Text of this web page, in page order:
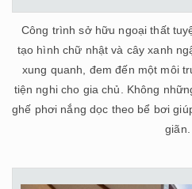
Công trình sở hữu ngoại thất
tạo hình chữ nhật và cây xanh
xung quanh, đem đến một môi
tiện nghi cho gia chủ. Không
ghế phơi nắng dọc theo bể bơi
giãn.